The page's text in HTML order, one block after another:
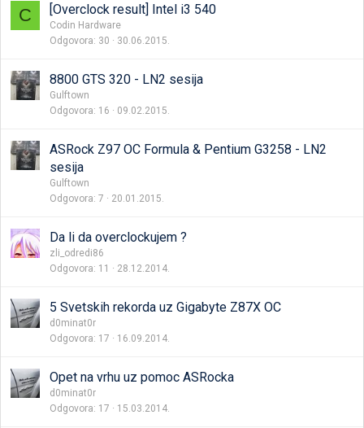
C [Overclock result] Intel i3 540
Codin Hardware
Odgovora 30 30.06.2015.
8800 GTS 320 - LN2 sesija
Gulftown
Odgovora 16 09.02.2015.
ASRock Z97 OC Formula & Pentium G3258 - LN2
sesija
Gulftown
Odgovora 7 20.01.2015.
Da li da overclockujem ?
zli_odredi86
Odgovora 11 28.12.2014.
5 Svetskih rekorda uz Gigabyte Z87X OC
d0minat0r
Odgovora 17 16.09.2014.
Opet na vrhu uz pomoc ASRocka
d0minat0r
Odgovora 17 15.03.2014.